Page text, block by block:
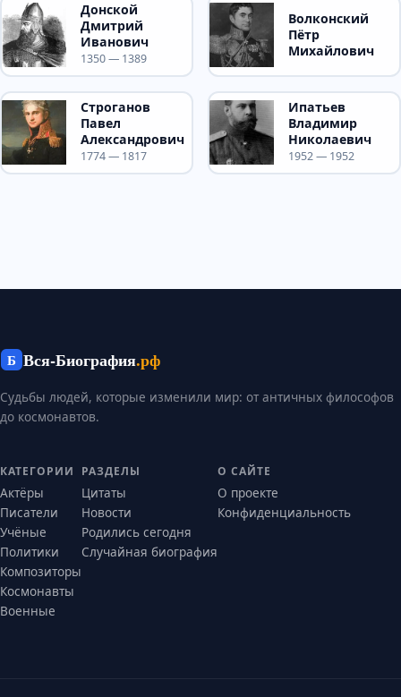
Донской
Дмитрий
Иванович
1350 — 1389
Волконский
Пётр
Михайлович
Строганов
Павел
Александрович
1774 — 1817
Ипатьев
Владимир
Николаевич
1952 — 1952
Б Вся-Биография.рф
Судьбы людей, которые изменили мир: от античных философов
до космонавтов.
КАТЕГОРИИ
Актёры
Писатели
Учёные
Политики
Композиторы
Космонавты
Военные
РАЗДЕЛЫ
Цитаты
Новости
Родились сегодня
Случайная биография
О САЙТЕ
О проекте
Конфиденциальность